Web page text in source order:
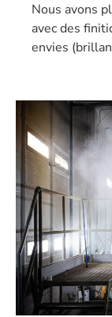
Nous avons
avec des
envies